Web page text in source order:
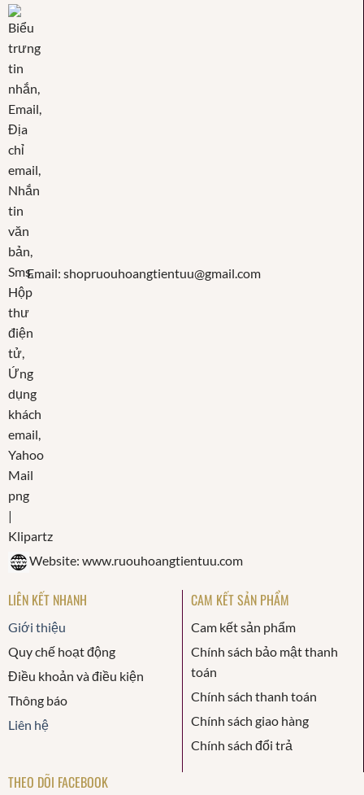
Email: shopruouhoangtientuu@gmail.com
Website: www.ruouhoangtientuu.com
LIÊN KẾT NHANH
Giới thiệu
Quy chế hoạt động
Điều khoản và điều kiện
Thông báo
Liên hệ
CAM KẾT SẢN PHẨM
Cam kết sản phẩm
Chính sách bảo mật thanh
toán
Chính sách thanh toán
Chính sách giao hàng
Chính sách đổi trả
THEO DÕI FACEBOOK